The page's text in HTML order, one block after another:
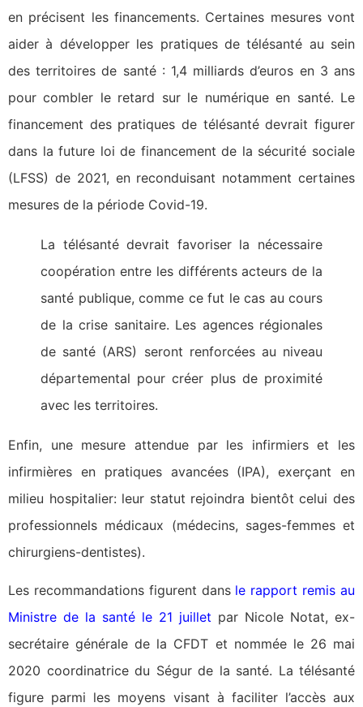
en précisent les financements. Certaines mesures vont
aider à développer les pratiques de télésanté au sein
des territoires de santé : 1,4 milliards d’euros en 3 ans
pour combler le retard sur le numérique en santé. Le
financement des pratiques de télésanté devrait figurer
dans la future loi de financement de la sécurité sociale
(LFSS) de 2021, en reconduisant notamment certaines
mesures de la période Covid-19.
La télésanté devrait favoriser la nécessaire
coopération entre les différents acteurs de la
santé publique, comme ce fut le cas au cours
de la crise sanitaire. Les agences régionales
de santé (ARS) seront renforcées au niveau
départemental pour créer plus de proximité
avec les territoires.
Enfin, une mesure attendue par les infirmiers et les
infirmières en pratiques avancées (IPA), exerçant en
milieu hospitalier: leur statut rejoindra bientôt celui des
professionnels médicaux (médecins, sages-femmes et
chirurgiens-dentistes).
Les recommandations figurent dans le rapport remis au
Ministre de la santé le 21 juillet par Nicole Notat, ex-
secrétaire générale de la CFDT et nommée le 26 mai
2020 coordinatrice du Ségur de la santé. La télésanté
figure parmi les moyens visant à faciliter l’accès aux